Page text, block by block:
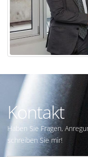
Kontakt
Haben Sie Fragen,
schreiben Sie mir!